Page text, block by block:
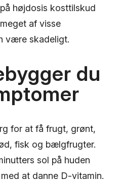
højdosis kosttilskud
af visse
være skadeligt.
du
for at få frugt, grønt,
fisk og bælgfrugter.
sol på huden
at danne D-vitamin.